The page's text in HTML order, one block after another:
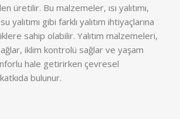
üretilir. Bu malzemeler, ısı yalıtımı,
yalıtımı gibi farklı yalıtım ihtiyaçlarına
sahip olabilir. Yalıtım malzemeleri,
iklim kontrolü sağlar ve yaşam
hale getirirken çevresel
bulunur.